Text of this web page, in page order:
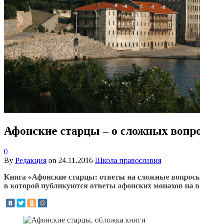
Афонские старцы – о сложных
0
By Редакция on 24.11.2016 Школа православия
Книга «Афонские старцы: ответы на сложные
в которой публикуются ответы афонских монахов на